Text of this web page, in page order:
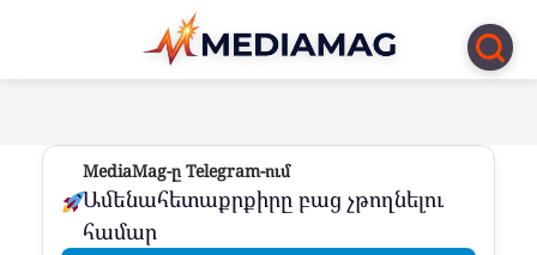
Перейти
контенту
MediaMag-ը Telegram-ում
Ամենահետաքրքիրը բաց չթողնելու
համար